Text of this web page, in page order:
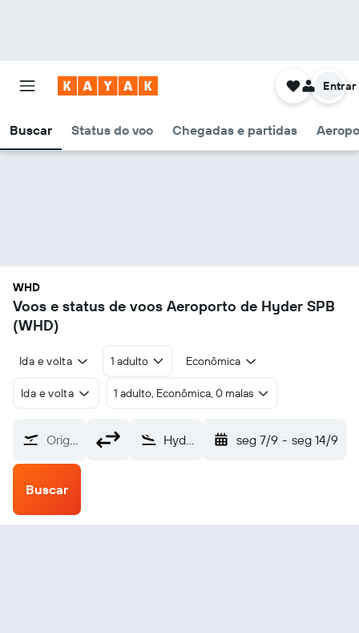
Buscar Status do voo Chegadas e partidas
Entrar
WHD
Voos e status de voos Aeroporto de Hyder SPB
(WHD)
Ida e volta 1 adulto Econômica
Ida e volta 1 adulto, Econômica, 0 malas
Origem Hyder SPB (WHD) seg 7/9 - seg 14/9
Buscar